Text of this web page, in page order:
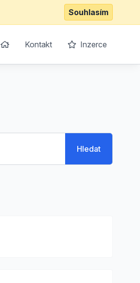
Souhlasím
Kontakt Inzerce
Hledat